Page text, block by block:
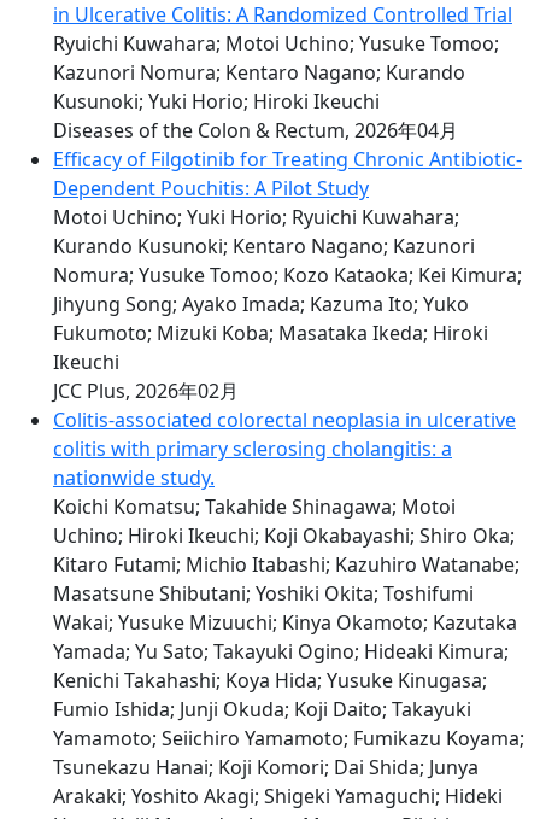
in Ulcerative Colitis: A Randomized Controlled Trial
Ryuichi Kuwahara; Motoi Uchino; Yusuke Tomoo;
Kazunori Nomura; Kentaro Nagano; Kurando
Kusunoki; Yuki Horio; Hiroki Ikeuchi
Diseases of the Colon & Rectum, 2026年04月
Efficacy of Filgotinib for Treating Chronic Antibiotic‐
Dependent Pouchitis: A Pilot Study
Motoi Uchino; Yuki Horio; Ryuichi Kuwahara;
Kurando Kusunoki; Kentaro Nagano; Kazunori
Nomura; Yusuke Tomoo; Kozo Kataoka; Kei Kimura;
Jihyung Song; Ayako Imada; Kazuma Ito; Yuko
Fukumoto; Mizuki Koba; Masataka Ikeda; Hiroki
Ikeuchi
JCC Plus, 2026年02月
Colitis-associated colorectal neoplasia in ulcerative
colitis with primary sclerosing cholangitis: a
nationwide study.
Koichi Komatsu; Takahide Shinagawa; Motoi
Uchino; Hiroki Ikeuchi; Koji Okabayashi; Shiro Oka;
Kitaro Futami; Michio Itabashi; Kazuhiro Watanabe;
Masatsune Shibutani; Yoshiki Okita; Toshifumi
Wakai; Yusuke Mizuuchi; Kinya Okamoto; Kazutaka
Yamada; Yu Sato; Takayuki Ogino; Hideaki Kimura;
Kenichi Takahashi; Koya Hida; Yusuke Kinugasa;
Fumio Ishida; Junji Okuda; Koji Daito; Takayuki
Yamamoto; Seiichiro Yamamoto; Fumikazu Koyama;
Tsunekazu Hanai; Koji Komori; Dai Shida; Junya
Arakaki; Yoshito Akagi; Shigeki Yamaguchi; Hideki